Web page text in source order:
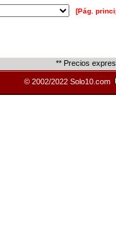
[Pág.
** Precios
© 2002/2022 Solo10.com